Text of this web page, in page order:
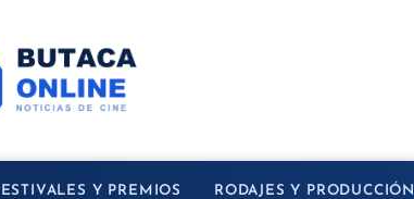
Y PREMIOS RODAJES Y PRODUCCIÓN